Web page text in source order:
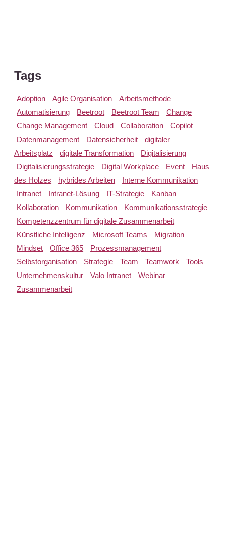
Tags
Adoption Agile Organisation
Arbeitsmethode
Automatisierung
Beetroot Beetroot Team
Change
Change Management
Cloud Collaboration
Copilot
Datenmanagement
Datensicherheit
digitaler
Arbeitsplatz
digitale Transformation
Digitalisierung
Digitalisierungsstrategie
Digital Workplace Event
Haus
des Holzes
hybrides Arbeiten
Interne Kommunikation
Intranet
Intranet-Lösung IT-Strategie
Kanban
Kollaboration
Kommunikation
Kommunikationsstrategie
Kompetenzzentrum für digitale Zusammenarbeit
Künstliche Intelligenz
Microsoft Teams
Migration
Mindset
Office 365
Prozessmanagement
Selbstorganisation
Strategie Team Teamwork
Tools
Unternehmenskultur
Valo Intranet
Webinar
Zusammenarbeit